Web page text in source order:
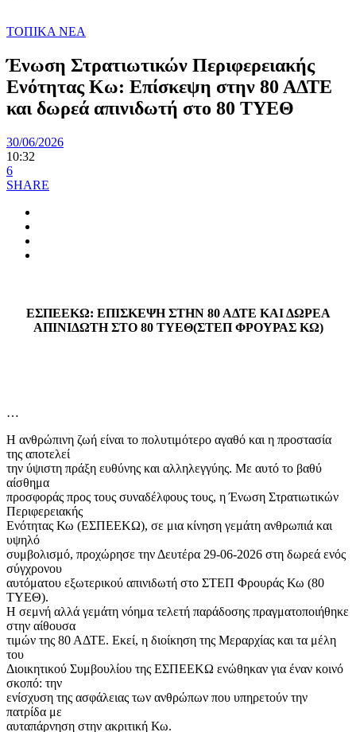
ΤΟΠΙΚΑ ΝΕΑ
Ένωση Στρατιωτικών Περιφερειακής
Ενότητας Κω: Επίσκεψη στην 80 ΑΔΤΕ
και δωρεά απινιδωτή στο 80 ΤΥΕΘ
30/06/2026
10:32
6
SHARE
ΕΣΠΕΕΚΩ: ΕΠΙΣΚΕΨΗ ΣΤΗΝ 80 ΑΔΤΕ ΚΑΙ ΔΩΡΕΑ
ΑΠΙΝΙΔΩΤΗ ΣΤΟ 80 ΤΥΕΘ(ΣΤΕΠ ΦΡΟΥΡΑΣ ΚΩ)
…
Η ανθρώπινη ζωή είναι το πολυτιμότερο αγαθό και η προστασία
της αποτελεί
την ύψιστη πράξη ευθύνης και αλληλεγγύης. Με αυτό το βαθύ
αίσθημα
προσφοράς προς τους συναδέλφους τους, η Ένωση Στρατιωτικών
Περιφερειακής
Ενότητας Κω (ΕΣΠΕΕΚΩ), σε μια κίνηση γεμάτη ανθρωπιά και
υψηλό
συμβολισμό, προχώρησε την Δευτέρα 29-06-2026 στη δωρεά ενός
σύγχρονου
αυτόματου εξωτερικού απινιδωτή στο ΣΤΕΠ Φρουράς Κω (80
ΤΥΕΘ).
Η σεμνή αλλά γεμάτη νόημα τελετή παράδοσης πραγματοποιήθηκε
στην αίθουσα
τιμών της 80 ΑΔΤΕ. Εκεί, η διοίκηση της Μεραρχίας και τα μέλη
του
Διοικητικού Συμβουλίου της ΕΣΠΕΕΚΩ ενώθηκαν για έναν κοινό
σκοπό: την
ενίσχυση της ασφάλειας των ανθρώπων που υπηρετούν την
πατρίδα με
αυταπάρνηση στην ακριτική Κω.